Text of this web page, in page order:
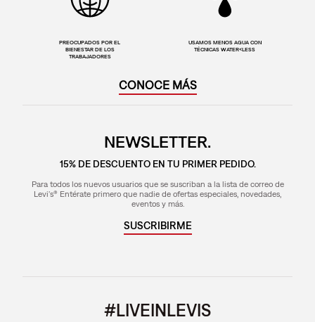
PREOCUPADOS POR EL
BIENESTAR DE LOS
TRABAJADORES
USAMOS MENOS AGUA CON
TÉCNICAS WATER<LESS
CONOCE MÁS
NEWSLETTER.
15% DE DESCUENTO EN TU PRIMER PEDIDO.
Para todos los nuevos usuarios que se suscriban a la lista de correo de
Levi's® Entérate primero que nadie de ofertas especiales, novedades,
eventos y más.
SUSCRIBIRME
#LIVEINLEVIS